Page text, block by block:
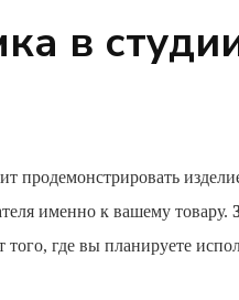
в
продемонстрировать
именно к вашему товару.
где вы планируете